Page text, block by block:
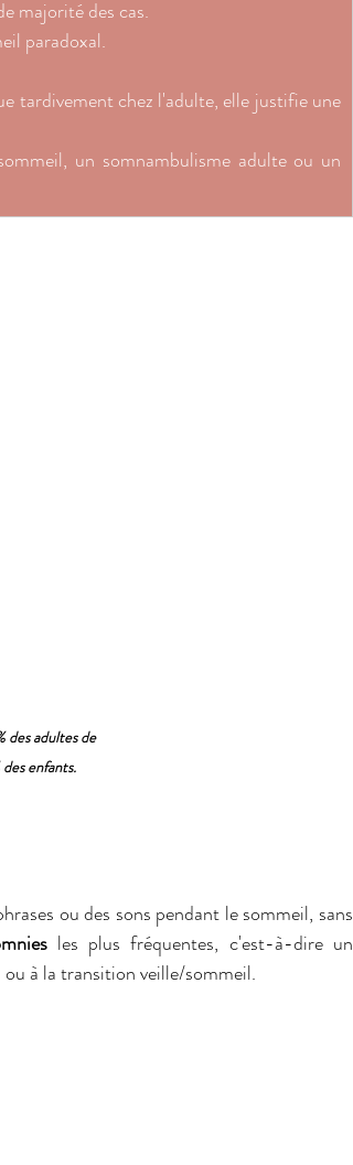
majorité des cas.
paradoxal.
tardivement chez l'adulte, elle justifie une
un somnambulisme adulte ou un
des adultes de
enfants.
ou des sons pendant le sommeil, sans
les plus fréquentes, c'est-à-dire un
à la transition veille/sommeil.